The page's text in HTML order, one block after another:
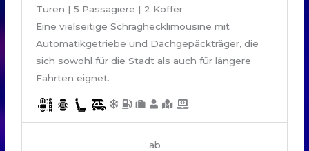
Türen | 5 Passagiere | 2 Koffer
Eine vielseitige Schräghecklimousine mit
Automatikgetriebe und Dachgepäckträger, die
sich sowohl für die Stadt als auch für längere
Fahrten eignet.
ab